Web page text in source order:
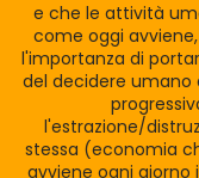
e che le attività
come oggi
l'importanza di
del decidere umano
l'estrazione/
stessa (economia
avviene ogni giorno